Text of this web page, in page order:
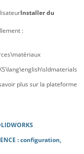
Installer du
:
plus sur la plateforme
: configuration,